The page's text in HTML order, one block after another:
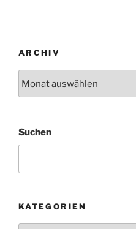
ARCHIV
Suchen
KATEGORIEN